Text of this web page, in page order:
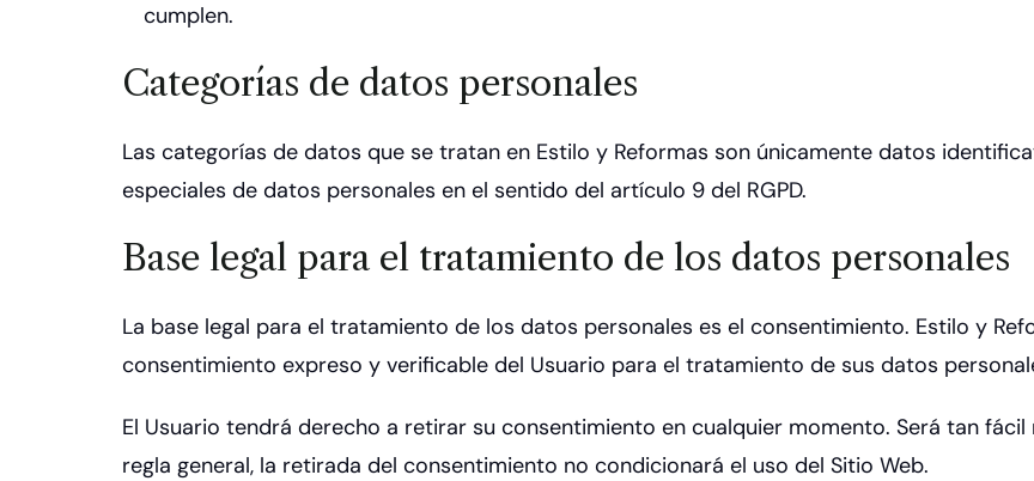
cumplen.
Categorías de datos personales
Las categorías de datos que se tratan en Estilo y Reformas son únicamente datos
especiales de datos personales en el sentido del artículo 9 del RGPD.
Base legal para el tratamiento de los datos personales
La base legal para el tratamiento de los datos personales es el consentimiento. Estilo y
consentimiento expreso y verificable del Usuario para el tratamiento de sus datos
El Usuario tendrá derecho a retirar su consentimiento en cualquier momento. Será tan
regla general, la retirada del consentimiento no condicionará el uso del Sitio Web.